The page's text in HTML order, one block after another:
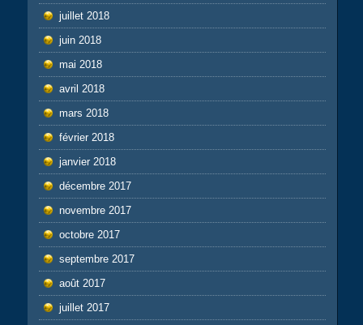
juillet 2018
juin 2018
mai 2018
avril 2018
mars 2018
février 2018
janvier 2018
décembre 2017
novembre 2017
octobre 2017
septembre 2017
août 2017
juillet 2017